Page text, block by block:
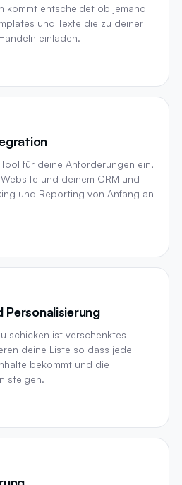
kommt entscheidet ob jemand
und Texte die zu deiner
einladen.
für deine Anforderungen ein,
und deinem CRM und
und Reporting von Anfang an
Personalisierung
schicken ist verschenktes
deine Liste so dass jede
bekommt und die
steigen.